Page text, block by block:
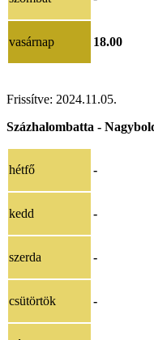
vasárnap 18.00
Frissítve: 2024.11.05.
Százhalombatta -
hétfő -
kedd -
szerda -
csütörtök -